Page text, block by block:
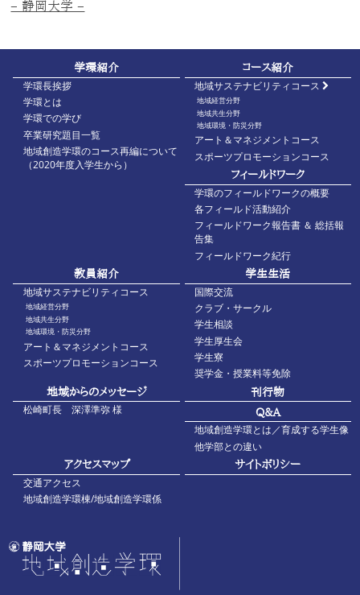
– 静岡大学 –
学環紹介
学環長挨拶
学環とは
学環での学び
卒業研究題目一覧
地域創造学環のコース再編について
（2020年度入学生から）
コース紹介
地域サステナビリティコース
地域経営分野
地域共生分野
地域環境・防災分野
アート＆マネジメントコース
スポーツプロモーションコース
フィールドワーク
学環のフィールドワークの概要
各フィールド活動紹介
フィールドワーク報告書 ＆ 総括報
告集
フィールドワーク紀行
教員紹介
地域サステナビリティコース
地域経営分野
地域共生分野
地域環境・防災分野
アート＆マネジメントコース
スポーツプロモーションコース
学生生活
国際交流
クラブ・サークル
学生相談
学生厚生会
学生寮
奨学金・授業料等免除
地域からのメッセージ
松崎町長 深澤準弥 様
刊行物
Q&A
地域創造学環とは／育成する学生像
他学部との違い
アクセスマップ
交通アクセス
地域創造学環棟/地域創造学環係
サイトポリシー